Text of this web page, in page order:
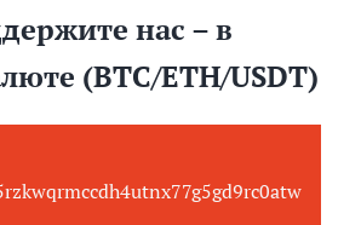
нас – в
(BTC/ETH/USDT)